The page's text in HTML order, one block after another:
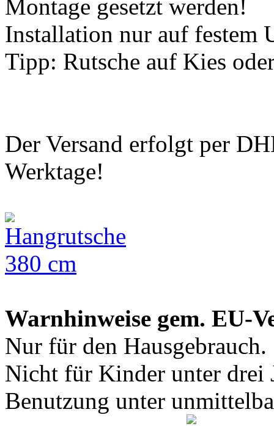
Montage gesetzt werden!
Installation nur auf festem
Tipp: Rutsche auf Kies
Der Versand erfolgt per
Werktage!
Warnhinweise gem. EU-
Nur für den Hausgebrauch.
Nicht für Kinder unter drei
Benutzung unter